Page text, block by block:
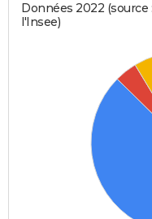
Données 2022
l'Insee)